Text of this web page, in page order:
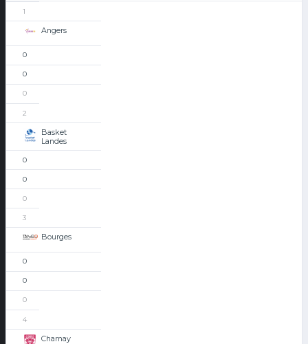
1
Angers
0
0
0
2
Basket
Landes
0
0
0
3
Bourges
0
0
0
4
Charnay